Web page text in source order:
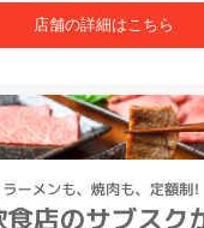
店舗の詳細はこちら